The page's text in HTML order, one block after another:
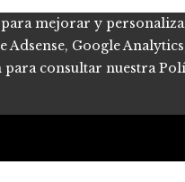
mejorar y
Google
consultar nuestra